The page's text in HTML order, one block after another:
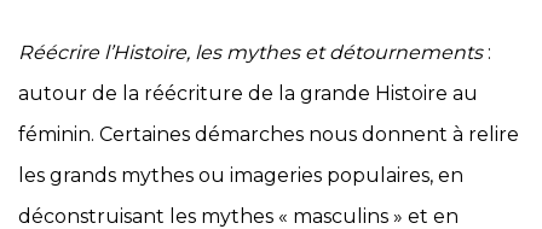
Réécrire l’Histoire, les mythes et détournements:
autour de la réécriture de la grande Histoire au
féminin. Certaines démarches nous donnent à relire
les grands mythes ou imageries populaires, en
déconstruisant les mythes « masculins » et en